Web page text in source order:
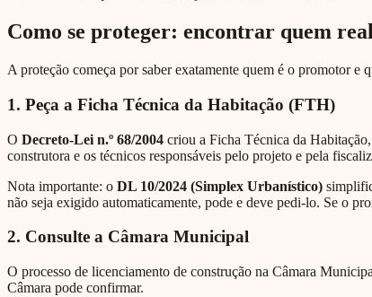
Como se proteger: encontrar quem
A proteção começa por saber exatamente quem é o promotor e
1. Peça a Ficha Técnica da Habitação (FTH)
O Decreto-Lei n.º 68/2004 criou a Ficha Técnica da
construtora e os técnicos responsáveis pelo projeto e pela
Nota importante: o DL 10/2024 (Simplex Urbanístico)
não seja exigido automaticamente, pode e deve pedi-lo. Se o
2. Consulte a Câmara Municipal
O processo de licenciamento de construção na Câmara
Câmara pode confirmar.